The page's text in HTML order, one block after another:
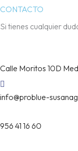
CONTACTO
Si tienes cualquier
Calle Moritos 10D
info@problue-
956 41 16 60